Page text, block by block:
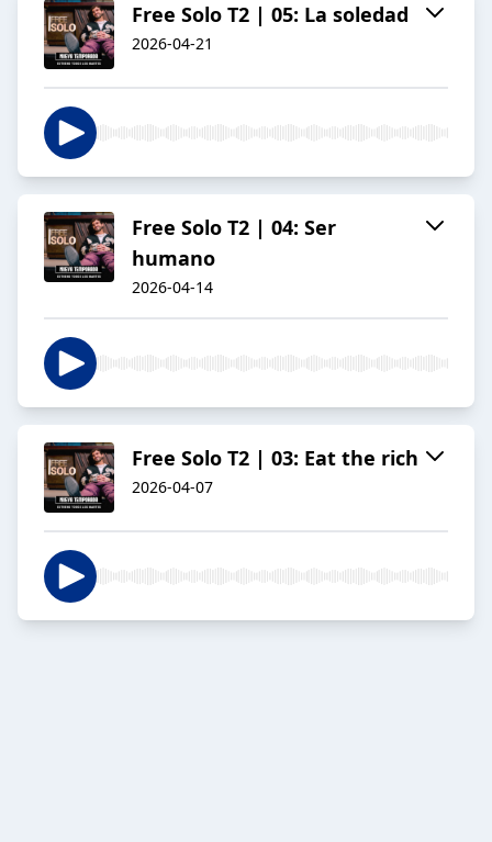
Free Solo T2 | 05: La soledad
2026-04-21
Free Solo T2 | 04: Ser
humano
2026-04-14
Free Solo T2 | 03: Eat the rich
2026-04-07